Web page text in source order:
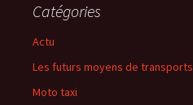
Catégories
Actu
Les futurs moyens de transports
Moto taxi